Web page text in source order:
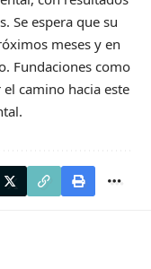
Se espera que su
meses y en
Fundaciones como
camino hacia este